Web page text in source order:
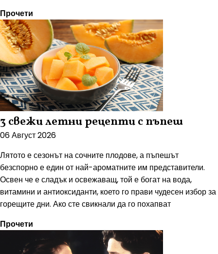
Прочети
3 свежи летни рецепти с пъпеш
06 Август 2026
Лятото е сезонът на сочните плодове, а пъпешът
безспорно е един от най-ароматните им представители.
Освен че е сладък и освежаващ, той е богат на вода,
витамини и антиоксиданти, което го прави чудесен избор за
горещите дни. Ако сте свикнали да го похапват
Прочети